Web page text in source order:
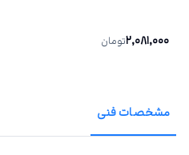
2,081,000تومان
مشخصات فنی